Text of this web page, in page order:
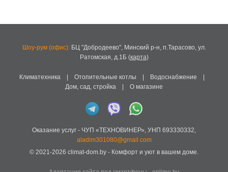
Шоу-рум (офис):БЦ "Добродеево", Минский р-н, п.Тарасово, ул.
Ратомская, д.1Б(карта)
Климатехника| Отопительные котлы Водоснабжение
Дом, сад, стройка
О магазине
Оказание услуг - ЧУП «ТЕХНОВИНЕР», УНП 693330332,
aladim301080@gmail.com
© 2021-2026 climat-dom.by - Комфорт и уют в вашем доме.